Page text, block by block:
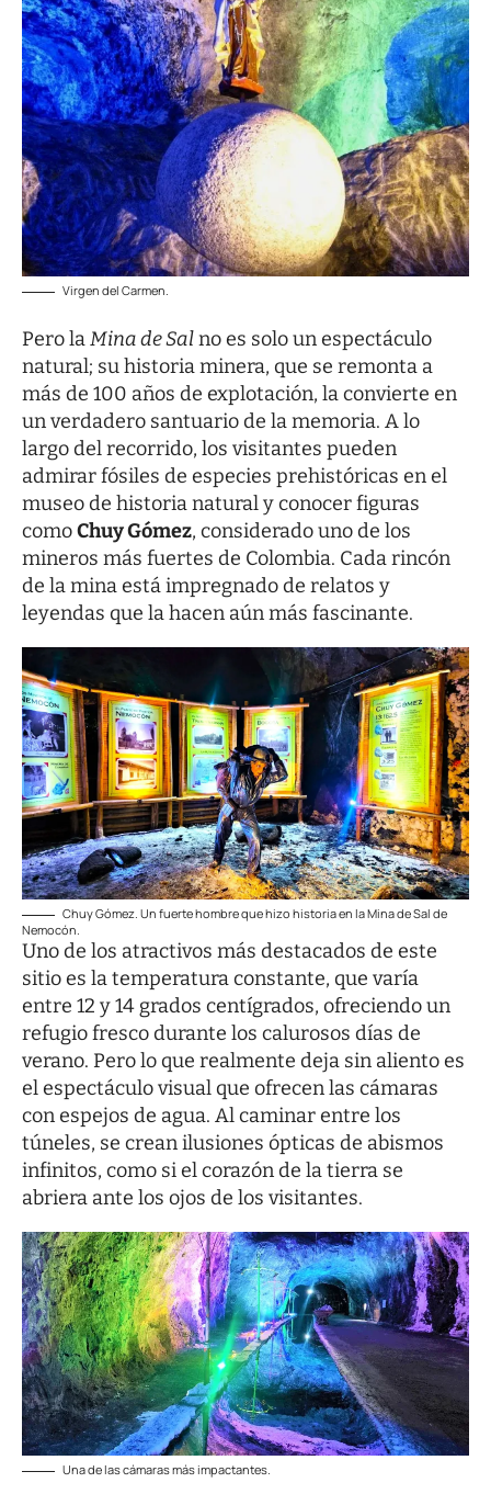
Virgen del Carmen.
Pero laMina de Salno es solo un espectáculo
natural; su historia minera, que se remonta a
más de 100 años de explotación, la convierte en
un verdadero santuario de la memoria. A lo
largo del recorrido, los visitantes pueden
admirar fósiles de especies prehistóricas en el
museo de historia natural y conocer figuras
comoChuy Gómez, considerado uno de los
mineros más fuertes de Colombia. Cada rincón
de la mina está impregnado de relatos y
leyendas que la hacen aún más fascinante.
Chuy Gómez. Un fuerte hombre que hizo historia en la Mina de Sal de
Nemocón.
Uno de los atractivos más destacados de este
sitio es la temperatura constante, que varía
entre 12 y 14 grados centígrados, ofreciendo un
refugio fresco durante los calurosos días de
verano. Pero lo que realmente deja sin aliento es
el espectáculo visual que ofrecen las cámaras
con espejos de agua. Al caminar entre los
túneles, se crean ilusiones ópticas de abismos
infinitos, como si el corazón de la tierra se
abriera ante los ojos de los visitantes.
Una de las cámaras más impactantes.